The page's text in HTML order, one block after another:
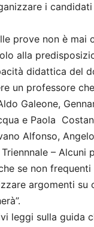
i
prove non è mai
alla
didattica del
un professore
Galeone,
e Paola
Alfonso,
– Alcuni
se non
argomenti su
leggi sulla guida